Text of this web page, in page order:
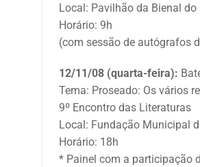
Local: Pavilhão da Bienal
Horário: 9h
(com sessão de autógrafos
12/11/08 (quarta-feira):
Tema: Proseado: Os vários
9º Encontro das Literaturas
Local: Fundação Municipal
Horário: 18h
* Painel com a participação